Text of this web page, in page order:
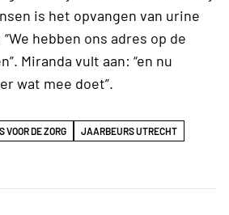
is het opvangen van urine
hebben ons adres op de
Miranda vult aan: “en nu
wat mee doet”.
VOOR DE ZORG
JAARBEURS UTRECHT